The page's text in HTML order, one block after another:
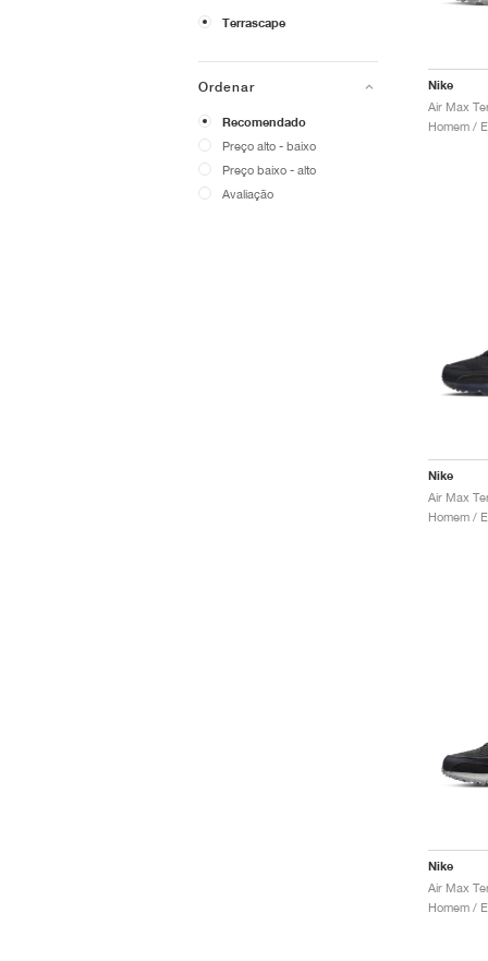
Terrascape
Ordenar
Recomendado
Preço alto - baixo
Preço baixo - alto
Avaliação
Nike
Nike
Air Max
Nike